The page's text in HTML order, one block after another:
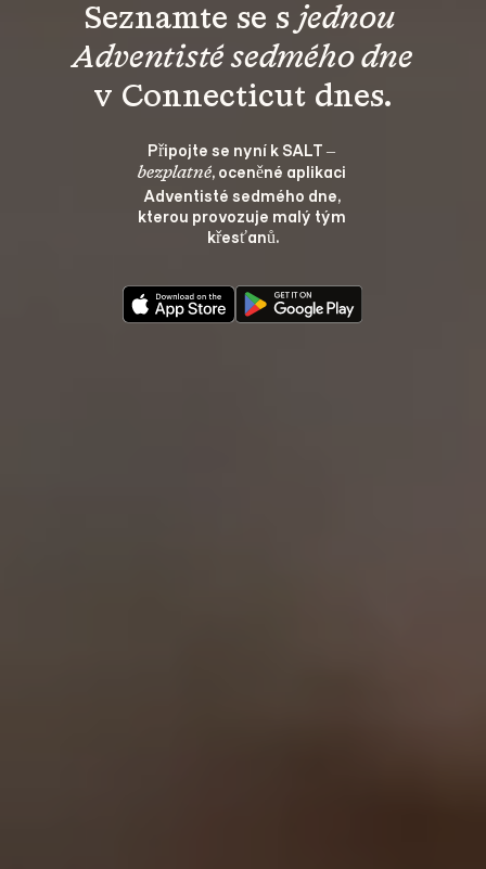
Seznamte se s jednou
Adventisté sedmého dne
v Connecticut dnes.
Připojte se nyní k SALT –
bezplatné, oceněné aplikaci
Adventisté sedmého dne,
kterou provozuje malý tým
křesťanů.